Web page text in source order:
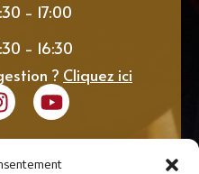
- 17:00
- 16:30
? Cliquez ici